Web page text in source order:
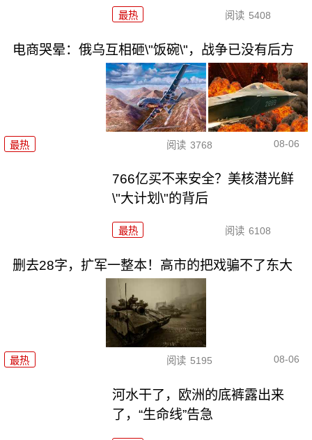
最热 阅读 5408
电商哭晕：俄乌互相砸\"饭碗\"，战争已没有后方
最热 阅读 3768 08-06
766亿买不来安全？美核潜光鲜
\"大计划\"的背后
最热 阅读 6108
删去28字，扩军一整本！高市的把戏骗不了东大
最热 阅读 5195 08-06
河水干了，欧洲的底裤露出来
了，“生命线”告急